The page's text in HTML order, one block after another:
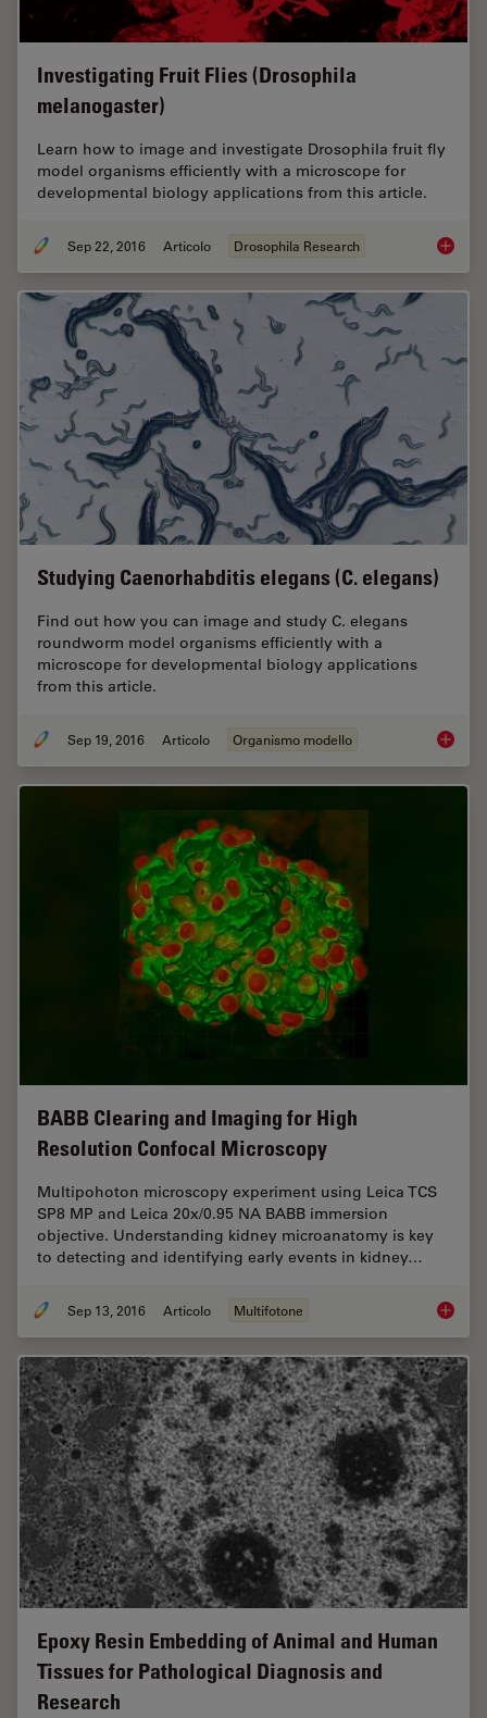
Investigating Fruit Flies (Drosophila
melanogaster)
Learn how to image and investigate Drosophila fruit fly
model organisms efficiently with a microscope for
developmental biology applications from this article.
Sep 22, 2016 Articolo Drosophila Research
Studying Caenorhabditis elegans (C. elegans)
Find out how you can image and study C. elegans
roundworm model organisms efficiently with a
microscope for developmental biology applications
from this article.
Sep 19, 2016 Articolo Organismo modello
BABB Clearing and Imaging for High
Resolution Confocal Microscopy
Multipohoton microscopy experiment using Leica TCS
SP8 MP and Leica 20x/0.95 NA BABB immersion
objective. Understanding kidney microanatomy is key
to detecting and identifying early events in kidney…
Sep 13, 2016 Articolo Multifotone BABB
Epoxy Resin Embedding of Animal and Human
Tissues for Pathological Diagnosis and
Research